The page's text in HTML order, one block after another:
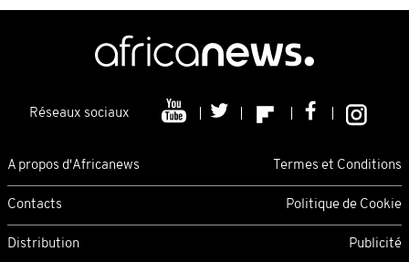
Réseaux sociaux
A propos d'Africanews Termes et Conditions
Contacts Politique de Cookie
Distribution Publicité